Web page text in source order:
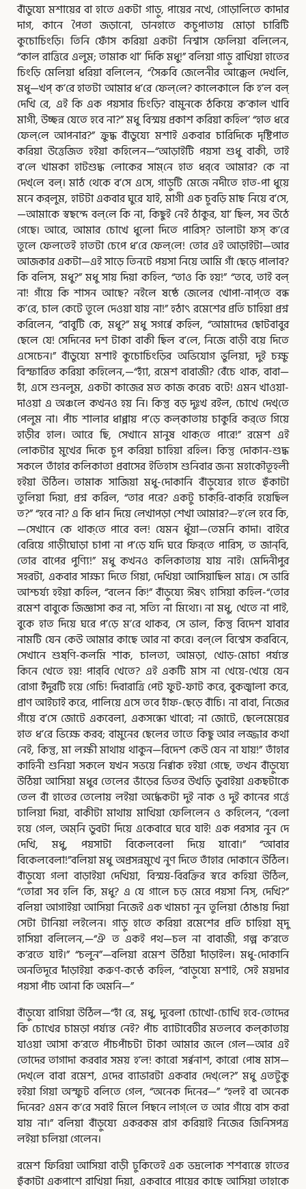
বাঁডুয্যে মশায়ের বা হাতে একটা গাড়ু, পায়ের নখে, গোড়ালিতে কাদার
দাগ, কানে পৈতা জড়ানো, ডানহাতে কচুপাতায় মোড়া চারিটি
কুচোচিংড়ি। তিনি ফোঁস করিয়া একটা নিশ্বাস ফেলিয়া বলিলেন,
“কাল রাত্তিরে এলুম; তামাক থা’ দিকি মধু!” বলিয়া গাড়ু রাখিয়া হাতের
চিংড়ি মেলিয়া ধরিয়া বলিলেন, “সৈরুবি জেলেনীর আক্কেল দেখলি,
মধু—খপ্‌ ক’রে হাতটা আমার ধ’রে ফেল্‌লে? কালেকালে কি হ’ল বল্‌
দেখি রে, এই কি এক পয়সার চিংড়ি? বামুনকে ঠকিয়ে ক’কাল খাবি
মাগী, উচ্ছন্ন যেতে হবে না?” মধু বিস্ময় প্রকাশ করিয়া কহিল’ “হাত ধরে
ফেল্‌লে আপনার?” ক্রুদ্ধ বাঁডুয্যে মশাই একবার চারিদিকে দৃষ্টিপাত
করিয়া উত্তেজিত হইয়া কহিলেন—“আড়াইটি পয়সা শুধু বাকী, তাই
ব’লে খামকা হাটশুদ্ধ লোকের সাম্‌নে হাত ধর্‌বে আমার? কে না
দেখ্‌লে বল্‌। মাঠ থেকে ব’সে এসে, গাড়ুটি মেজে নদীতে হাত-পা ধুয়ে
মনে কর্‌লুম, হাটটা একবার ঘুরে যাই, মাগী এক চুবড়ি মাছ নিয়ে ব’সে,
—আমাকে স্বছন্দে বল্‌লে কি না, কিছুই নেই ঠাকুর, যা’ ছিল, সব উঠে
গেছে। আরে, আমার চোখে ধুলো দিতে পারিস্‌? ডালাটা ফস্‌ ক’রে
তুলে ফেলতেই হাতটা চেপে ধ’রে ফেল্‌লে! তোর এই আড়াইটা—আর
আজকার একটা—এই সাড়ে তিনটে পয়সা নিয়ে আমি গাঁ ছেড়ে পালাব?
কি বলিস, মধু?” মধু সায় দিয়া কহিল, “তাও কি হয়!” “তবে, তাই বল্‌
না! গাঁয়ে কি শাসন আছে? নইলে ষষ্ঠে জেলের খোপা-নাপ্‌তে বন্ধ
ক’রে, চাল কেটে তুলে দেওয়া যায় না!” হঠাৎ রমেশের প্রতি চাহিয়া প্রশ্ন
করিলেন, “বাবুটি কে, মধু?” মধু সগর্ব্বে কহিল, “আমাদের ছোটবাবুর
ছেলে যে! সেদিনের দশ টাকা বাকী ছিল ব’লে, নিজে বাড়ী বয়ে দিতে
এসেচেন।” বাঁডুয্যে মশাই কুচোচিংড়ির অভিযোগ ভুলিয়া, দুই চক্ষু
বিস্ফারিত করিয়া কহিলেন,—“হ্যাঁ, রমেশ বাবাজী? বেঁচে থাক, বাবা—
হাঁ, এসে শুনলুম, একটা কাজের মত কাজ করেচ বটে! এমন খাওয়া-
দাওয়া এ অঞ্চলে কখনও হয় নি। কিন্তু বড় দুঃখ রইল, চোখে দেখ্‌তে
পেলুম না। পাঁচ শালার ধাপ্পায় প’ড়ে কল্‌কাতায় চাকুরি কর্‌তে গিয়ে
হাড়ীর হাল। আরে ছি, সেখানে মানুষ থাক্‌তে পারে!” রমেশ এই
লোকটার মুখের দিকে চুপ করিয়া চাহিয়া রহিল। কিন্তু দোকান-শুদ্ধ
সকলে তাঁহার কলিকাতা প্রবাসের ইতিহাস শুনিবার জন্য মহাকৌতূহলী
হইয়া উঠিল। তামাক সাজিয়া মধু-দোকানি বাঁড়ুয্যের হাতে হুঁকাটা
তুলিয়া দিয়া, প্রশ্ন করিল, “তার পরে? একটু চাক্‌রি-বাক্‌রি হয়েছিল
ত?” “হবে না? এ কি ধান দিয়ে লেখাপড়া শেখা আমার?—হ’লে হবে কি,
—সেখানে কে থাক্‌তে পারে বল! যেমন ধুঁয়া—তেমনি কাদা। বাইরে
বেরিয়ে গাড়ীঘোড়া চাপা না প’ড়ে যদি ঘরে ফির্‌তে পারিস্‌, ত জান্‌বি,
তোর বাপের পুণ্যি!” মধু কখনও কলিকাতায় যায় নাই। মেদিনীপুর
সহরটা, একবার সাক্ষ্য দিতে গিয়া, দেখিয়া আসিয়াছিল মাত্র। সে ভারি
আশ্চর্য্য হইয়া কহিল, “বলেন কি!” বাঁড়ুয্যে ঈষৎ হাসিয়া কহিল-“তোর
রমেশ বাবুকে জিজ্ঞাসা কর না, সত্যি না মিথ্যে। না মধু, খেতে না পাই,
বুকে হাত দিয়ে ঘরে প’ড়ে ম’রে থাকব, সে ভাল, কিন্তু বিদেশ যাবার
নামটি যেন কেউ আমার কাছে আর না করে। বল্‌লে বিশ্বেস করবিনে,
সেখানে শুষ্‌ণি-কলমি শাক, চালতা, আমড়া, খোড়-মোচা পর্য্যন্ত
কিনে খেতে হয়! পার্‌বি খেতে? এই একটি মাস না খেয়ে-খেয়ে যেন
রোগা ইঁদুরটি হয়ে গেচি! দিবারাত্রি পেট ফুট-ফাট করে, বুকজ্বালা করে,
প্রাণ আইঢাই করে, পালিয়ে এসে তবে হাঁফ-ছেড়ে বাঁচি। না বাবা, নিজের
গাঁয়ে ব’সে জোটে একবেলা, একসন্ধ্যে খাবো; না জোটে, ছেলেমেয়ের
হাত ধ’রে ভিক্ষে করব; বামুনের ছেলের তাতে কিছু আর লজ্জার কথা
নেই, কিন্তু, মা লক্ষী মাথায় থাকুন—বিদেশ কেউ যেন না যায়!” তাঁহার
কাহিনী শুনিয়া সকলে যখন সভয়ে নির্ব্বাক হইয়া গেছে, তখন বাঁড়ুয্যে
উঠিয়া আসিয়া মধুর তেলের ভাঁড়ের ভিতর উখড়ি ডুবাইয়া একছটাকে
তেল বাঁ হাতের তেলোয় লইয়া অর্দ্ধেকটা দুই নাক ও দুই কানের গর্ত্তে
ঢালিয়া দিয়া, বাকীটা মাথায় মাখিয়া ফেলিলেন ও কহিলেন, “বেলা
হয়ে গেল, অম্‌নি ডুবটা দিয়ে একেবারে ঘরে যাই! এক পরসার নুন দে
দেখি, মধু, পয়সাটা বিকেলবেলা দিয়ে যাবো।” “আবার
বিকেলবেলা!”বলিয়া মধু অপ্রসন্নমুখে নুণ দিতে তাঁহার দোকানে উঠিল।
বাঁড়ুয্যে গলা বাড়াইয়া দেখিয়া, বিস্ময়-বিরক্তির স্বরে কহিয়া উঠিল,
“তোরা সব হলি কি, মধু? এ যে গালে চড় মেরে পয়সা নিস্‌, দেখি?”
বলিয়া আগাইয়া আসিয়া নিজেই এক খামচা নুন তুলিয়া ঠোঙায় দিয়া
সেটা টানিয়া লইলেন। গাড়ু হাতে করিয়া রমেশের প্রতি চাহিয়া মৃদু
হাসিয়া বলিলেন,—“ঐ ত একই পথ—চল না বাবাজী, গল্প ক’রতে
ক’রতে যাই।” “চলুন”—বলিয়া রমেশ উঠিয়া দাঁড়াইল। মধু-দোকানি
অনতিদূরে দাঁড়াইয়া করুণ-কন্ঠে কহিল, “বাড়ুয্যে মশাই, সেই ময়দার
পয়সা পাঁচ আনা কি অমনি—”
বাঁড়ুয্যে রাগিয়া উঠিল—“হাঁ রে, মধু, দুবেলা চোখো-চোখি হবে-তোদের
কি চোখের চামড়া পর্য্যন্ত নেই? পাঁচ ব্যাটাবেটীর মতলবে কল্‌কাতায়
যাওয়া আসা ক’রতে পাঁচপাঁচটা টাকা আমার জলে গেল—আর এই
তোদের তাগাদা করবার সময় হ’ল! কারো সর্ব্বনাশ, কারো পোষ মাস—
দেখ্‌লে বাবা রমেশ, এদের ব্যাভারটা একবার দেখ্‌লে?” মধু এতটুকু
হইয়া গিয়া অস্ফুট বলিতে গেল, “অনেক দিনের—” “হলই বা অনেক
দিনের? এমন ক’রে সবাই মিলে পিছনে লাগ্‌লে ত আর গাঁয়ে বাস করা
যায় না।” বলিয়া বাঁড়ুয্যে একরকম রাগ করিয়াই নিজের জিনিসপত্র
লইয়া চলিয়া গেলেন।
রমেশ ফিরিয়া আসিয়া বাড়ী ঢুকিতেই এক ভদ্রলোক শশব্যস্তে হাতের
হুঁকাটা একপাশে রাখিয়া দিয়া, একবারে পায়ের কাছে আসিয়া তাহাকে